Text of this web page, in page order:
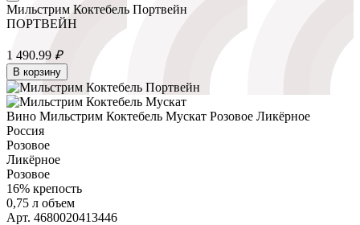
Мильстрим Коктебель Портвейн
ПОРТВЕЙН
1 490.99 ₽
В корзину
Вино Мильстрим Коктебель Мускат Розовое Ликёрное
Россия
Розовое
Ликёрное
Розовое
16% крепость
0,75 л объем
Арт. 4680020413446